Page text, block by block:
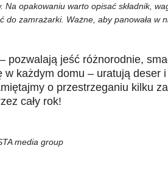
opakowaniu warto opisać składnik,
do zamrażarki. Ważne, aby panowała w
pozwalają jeść różnorodnie,
każdym domu – uratują deser
o przestrzeganiu kilku
cały rok!
media group